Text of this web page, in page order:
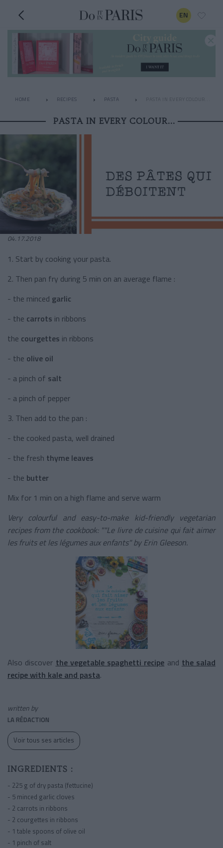
EN
HOME RECIPES PASTA PASTA IN EVERY COLOUR...
PASTA IN EVERY COLOUR...
04.17.2018
1. Start by cooking your pasta.
2. Then pan fry during 5 min on an average flame :
- the minced garlic
- the carrots in ribbons
the courgettes in ribbons
- the olive oil
- a pinch of salt
- a pinch of pepper
3. Then add to the pan :
- the cooked pasta, well drained
- the fresh thyme leaves
- the butter
Mix for 1 min on a high flame and serve warm
Very colourful and easy-to-make kid-friendly vegetarian
recipes from the cookbook: ""Le livre de cuisine qui fait aimer
les fruits et les légumes aux enfants" by Erin Gleeson.
Also discover the vegetable spaghetti recipe and the salad
recipe with kale and pasta.
written by
LA RÉDACTION
Voir tous ses articles
INGREDIENTS :
- 225 g of dry pasta (fettucine)
- 5 minced garlic cloves
- 2 carrots in ribbons
- 2 courgettes in ribbons
- 1 table spoons of olive oil
- 1 pinch of salt